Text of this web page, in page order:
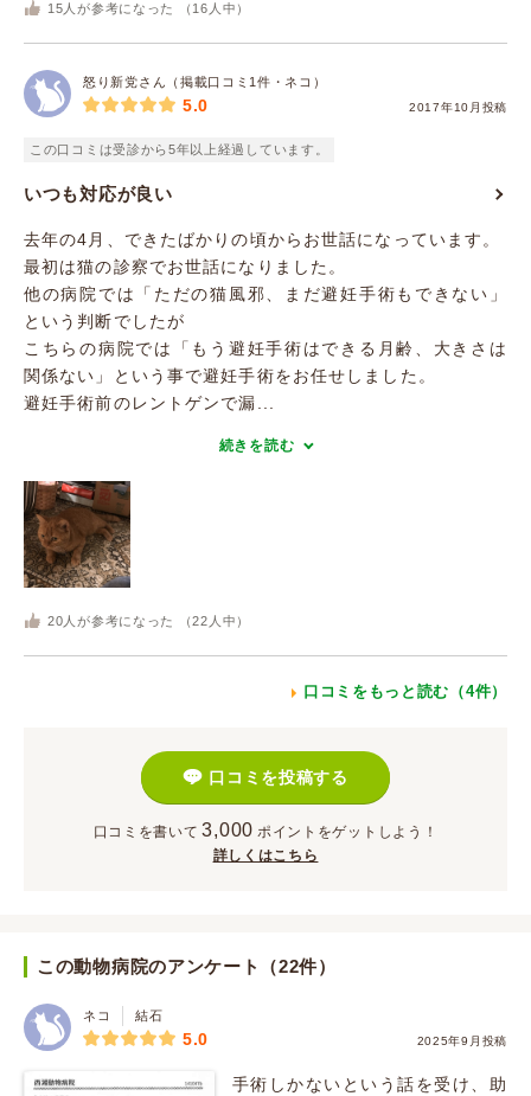
15 人が参考になった （ 16 人中）
怒り新党さん（掲載口コミ1件・ネコ）
2017年10月投稿
5.0
この口コミは受診から5年以上経過しています。
いつも対応が良い
去年の4月、できたばかりの頃からお世話になっています。
最初は猫の診察でお世話になりました。
他の病院では「ただの猫風邪、まだ避妊手術もできない」
という判断でしたが
こちらの病院では「もう避妊手術はできる月齢、大きさは
関係ない」という事で避妊手術をお任せしました。
避妊手術前のレントゲンで漏...
続きを読む
20 人が参考になった （22 人中）
口コミをもっと読む（4件）
口コミを投稿する
口コミを書いて 3,000 ポイント をゲットしよう！
詳しくはこちら
この動物病院のアンケート（22件）
ネコ 結石
2025年9月投稿
5.0
手術しかないという話を受け、助